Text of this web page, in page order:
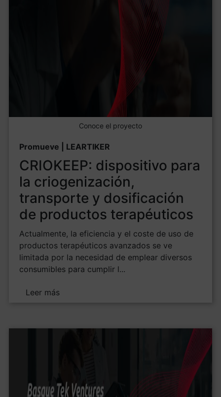
Conoce el proyecto
Promueve | LEARTIKER
CRIOKEEP: dispositivo para
la criogenización,
transporte y dosificación
de productos terapéuticos
Actualmente, la eficiencia y el coste de uso de
productos terapéuticos avanzados se ve
limitada por la necesidad de emplear diversos
consumibles para cumplir l...
Leer más